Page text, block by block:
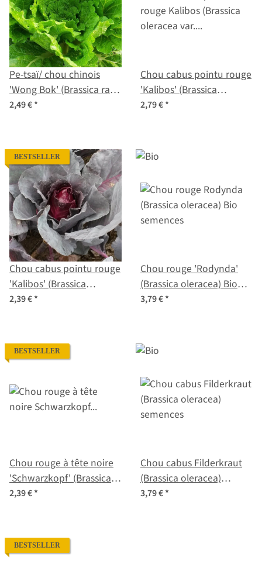
Pe-tsaï/ chou chinois
'Wong Bok' (Brassica rapa
subsp. pekinensis)
2,49 €*
Chou cabus pointu rouge
'Kalibos' (Brassica
oleracea var. capitata) bio
2,79 €*
BESTSELLER
Chou cabus pointu rouge
'Kalibos' (Brassica
oleracea var. capitata)
2,39 €*
Chou rouge 'Rodynda'
(Brassica oleracea) Bio
semences
3,79 €*
BESTSELLER
Chou rouge à tête noire
'Schwarzkopf' (Brassica
oleracea var. capitata f.
2,39 €*
Chou cabus Filderkraut
(Brassica oleracea)
semences
3,79 €*
BESTSELLER